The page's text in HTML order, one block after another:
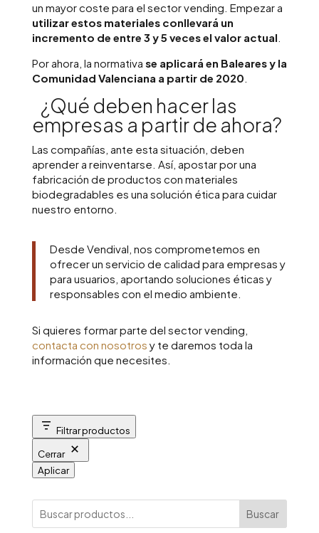
un mayor coste para el sector vending. Empezar a
utilizar estos materiales conllevará un
incremento de entre 3 y 5 veces el valor actual
Por ahora, la normativa se aplicará en Baleares y la
Comunidad Valenciana a partir de 2020
¿Qué deben hacer las
empresas a partir de ahora?
Las compañías, ante esta situación, deben
aprender a reinventarse. Así, apostar por una
fabricación de productos con materiales
biodegradables es una solución ética para cuidar
nuestro entorno.
Desde Vendival, nos comprometemos en
ofrecer un servicio de calidad para empresas y
para usuarios, aportando soluciones éticas y
responsables con el medio ambiente.
Si quieres formar parte del sector vending,
contacta con nosotros y te daremos toda la
información que necesites.
Filtrar productos
Cerrar
Aplicar
Buscar